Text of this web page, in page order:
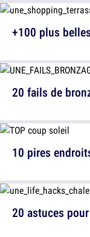
20 fails de
20 astuces
+100 plus
10 pires